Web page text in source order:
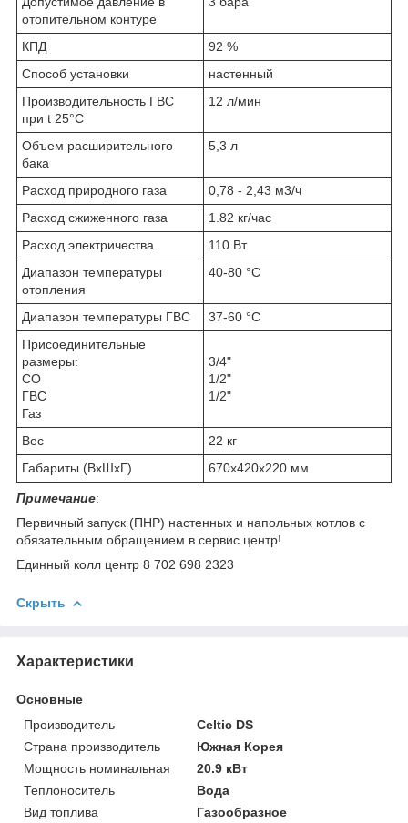
отопительном контуре
КПД
92 %
Способ установки
настенный
Производительность ГВС
при t 25°С
12 л/мин
Объем расширительного
бака
5,3 л
Расход природного газа
0,78 - 2,43 м3/ч
Расход сжиженного газа
1.82 кг/час
Расход электричества
110 Вт
Диапазон температуры
отопления
40-80 °С
Диапазон температуры ГВС
37-60 °С
Присоединительные
размеры:
СО
ГВС
Газ
3/4"
1/2"
1/2"
Вес
22 кг
Габариты (ВхШхГ)
670х420х220 мм
Примечание:
Первичный запуск (ПНР) настенных и напольных котлов с
обязательным обращением в сервис центр!
Единный колл центр 8 702 698 2323
Скрыть
Характеристики
Основные
Производитель
Celtic DS
Страна производитель
Южная Корея
Мощность номинальная
20.9 кВт
Теплоноситель
Вода
Вид топлива
Газообразное